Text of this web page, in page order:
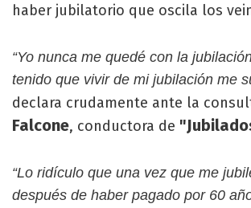
haber jubilatorio que oscila los
“Yo nunca me quedé con la
tenido que vivir de mi jubilación me
declara crudamente ante la
Falcone, conductora de
“Lo ridículo que una vez que me
después de haber pagado por 60